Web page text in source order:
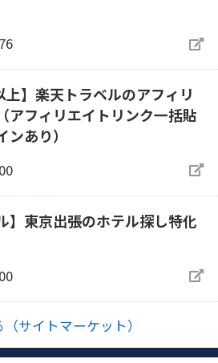
上】楽天トラベルのアフィリ
アフィリエイトリンク一括貼
あり）
】東京出張のホテル探し特化
サイトマーケット）